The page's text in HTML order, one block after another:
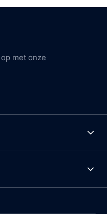
met onze